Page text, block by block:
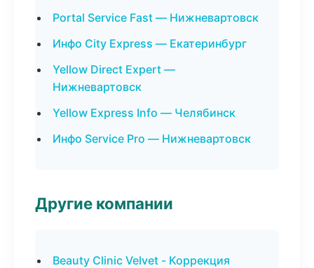
Portal Service Fast — Нижневартовск
Инфо City Express — Екатеринбург
Yellow Direct Expert —
Нижневартовск
Yellow Express Info — Челябинск
Инфо Service Pro — Нижневартовск
Другие компании
Beauty Clinic Velvet - Коррекция